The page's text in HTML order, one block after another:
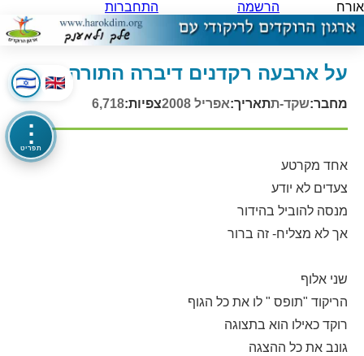
אורח הרשמה התחברות
⋮
תפריט
על ארבעה רקדנים דיברה התורה
מחבר:שקד-תתאריך:אפריל 2008 צפיות:6,718
אחד מקרטע
צעדים לא יודע
מנסה להוביל בהידור
אך לא מצליח- זה ברור
שני אלוף
הריקוד "תופס " לו את כל הגוף
רוקד כאילו הוא בתצוגה
גונב את כל ההצגה